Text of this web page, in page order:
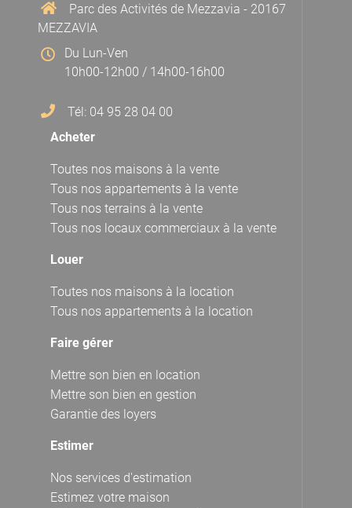
Parc des Activités de Mezzavia - 20167
MEZZAVIA
Du Lun-Ven
10h00-12h00 / 14h00-16h00
Tél: 04 95 28 04 00
Acheter
Toutes nos maisons à la vente
Tous nos appartements à la vente
Tous nos terrains à la vente
Tous nos locaux commerciaux à la vente
Louer
Toutes nos maisons à la location
Tous nos appartements à la location
Faire gérer
Mettre son bien en location
Mettre son bien en gestion
Garantie des loyers
Estimer
Nos services d'estimation
Estimez votre maison